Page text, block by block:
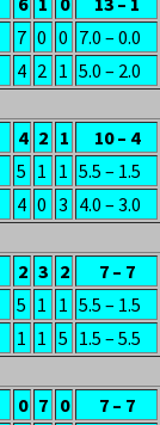
7 0 0 7.0 – 0.0
4 2 1 5.0 – 2.0
4 2 1
10 – 4
5 1 1 5.5 – 1.5
4 0 3 4.0 – 3.0
2 3 2
7 – 7
5 1 1 5.5 – 1.5
1 1 5 1.5 – 5.5
0 7 0
7 – 7